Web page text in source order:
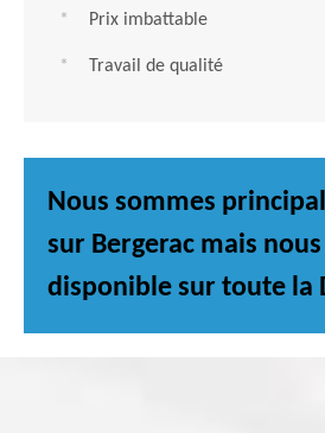
Prix imbattable
Travail de qualité
Nous sommes
sur Bergerac mais
disponible sur toute la